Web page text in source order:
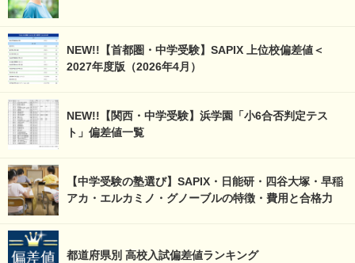
NEW!!【首都圏・中学受験】SAPIX 上位校偏差値＜
2027年度版（2026年4月）
NEW!!【関西・中学受験】浜学園「小6合否判定テス
ト」偏差値一覧
【中学受験の塾選び】SAPIX・日能研・四谷大塚・早稲
アカ・エルカミノ・グノーブルの特徴・費用と合格力
都道府県別 高校入試偏差値ランキング